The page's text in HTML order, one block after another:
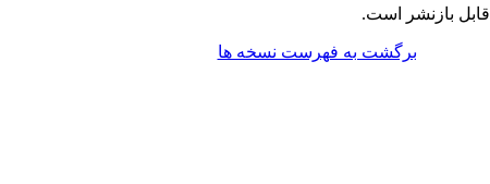
قابل بازنشر است.
برگشت به فهرست نسخه ها